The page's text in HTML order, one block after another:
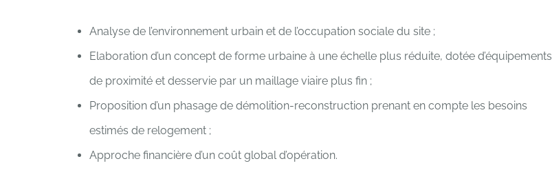
Analyse de l’environnement urbain et de l’occupation sociale du site ;
Elaboration d’un concept de forme urbaine à une échelle plus réduite, dotée d’équipements
de proximité et desservie par un maillage viaire plus fin ;
Proposition d’un phasage de démolition-reconstruction prenant en compte les besoins
estimés de relogement ;
Approche financière d’un coût global d’opération.